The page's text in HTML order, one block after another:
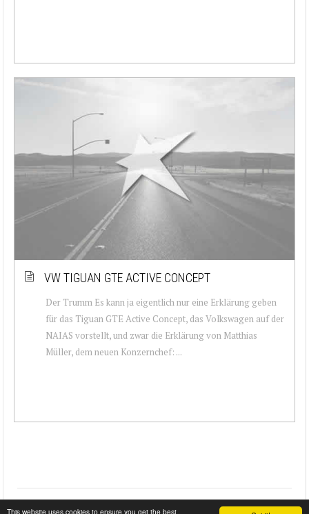
This website uses cookies to ensure you get the best
VW TIGUAN GTE ACTIVE CONCEPT
Der Trumm Es kann ja eigentlich nur eine Erklärung geben
für das Tiguan GTE Active Concept, das Volkswagen auf der
NAIAS vorstellt, und zwar die Erklärung von Matthias
Müller, dem neuen Konzernchef: ...